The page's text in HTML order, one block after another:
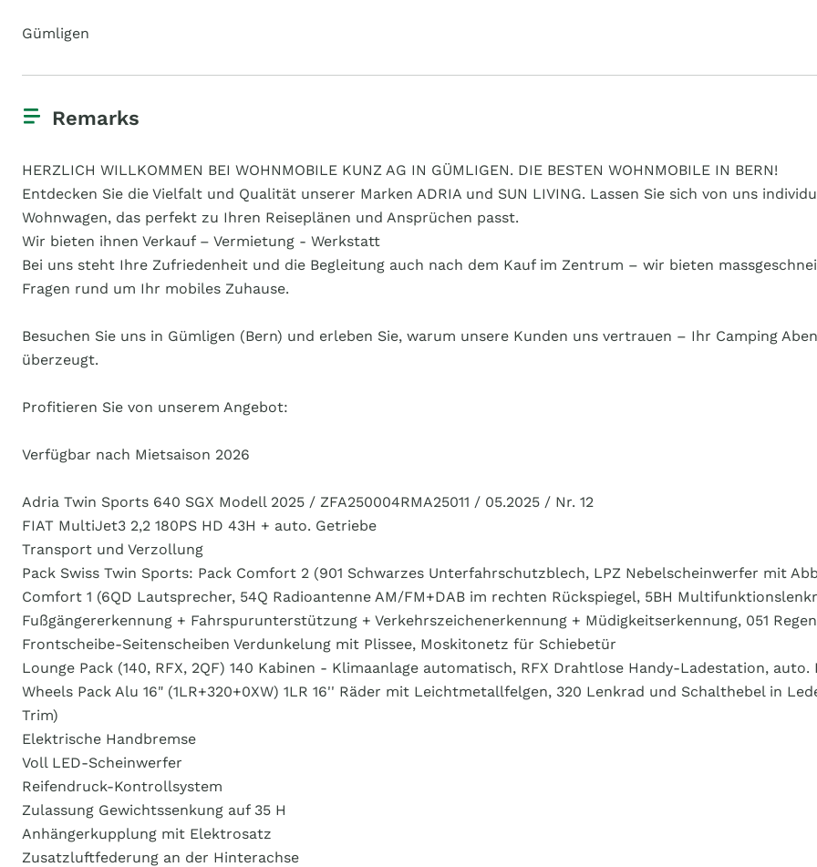
Gümligen
Remarks
HERZLICH WILLKOMMEN BEI WOHNMOBILE KUNZ AG IN GÜMLIGEN. DIE BESTEN WOHNMOBILE IN BERN!
Entdecken Sie die Vielfalt und Qualität unserer Marken ADRIA und SUN LIVING. Lassen Sie sich von uns
Wohnwagen, das perfekt zu Ihren Reiseplänen und Ansprüchen passt.
Wir bieten ihnen Verkauf – Vermietung - Werkstatt
Bei uns steht Ihre Zufriedenheit und die Begleitung auch nach dem Kauf im Zentrum – wir bieten
Fragen rund um Ihr mobiles Zuhause.
Besuchen Sie uns in Gümligen (Bern) und erleben Sie, warum unsere Kunden uns vertrauen – Ihr Camping
überzeugt.
Profitieren Sie von unserem Angebot:
Verfügbar nach Mietsaison 2026
Adria Twin Sports 640 SGX Modell 2025 / ZFA250004RMA25011 / 05.2025 / Nr. 12
FIAT MultiJet3 2,2 180PS HD 43H + auto. Getriebe
Transport und Verzollung
Pack Swiss Twin Sports: Pack Comfort 2 (901 Schwarzes Unterfahrschutzblech, LPZ Nebelscheinwerfer mit
Comfort 1 (6QD Lautsprecher, 54Q Radioantenne AM/FM+DAB im rechten Rückspiegel, 5BH
Fußgängererkennung + Fahrspurunterstützung + Verkehrszeichenerkennung + Müdigkeitserkennung, 051
Frontscheibe-Seitenscheiben Verdunkelung mit Plissee, Moskitonetz für Schiebetür
Lounge Pack (140, RFX, 2QF) 140 Kabinen - Klimaanlage automatisch, RFX Drahtlose Handy-Ladestation,
Wheels Pack Alu 16" (1LR+320+0XW) 1LR 16'' Räder mit Leichtmetallfelgen, 320 Lenkrad und Schalthebel in
Trim)
Elektrische Handbremse
Voll LED-Scheinwerfer
Reifendruck-Kontrollsystem
Zulassung Gewichtssenkung auf 35 H
Anhängerkupplung mit Elektrosatz
Zusatzluftfederung an der Hinterachse